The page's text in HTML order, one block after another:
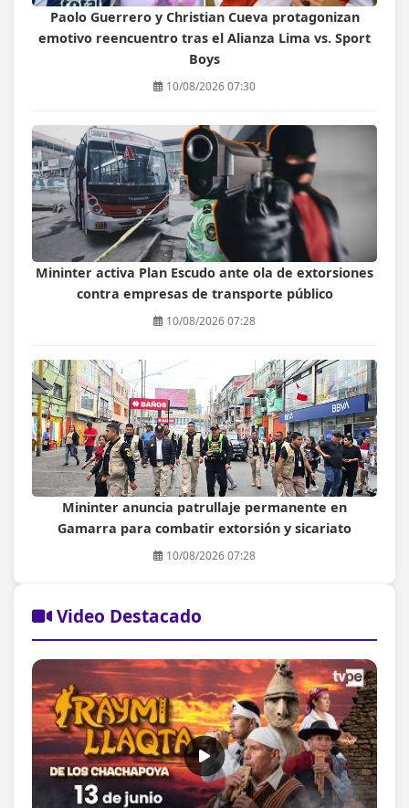
Paolo Guerrero y Christian Cueva protagonizan
emotivo reencuentro tras el Alianza Lima vs. Sport
Boys
10/08/2026 07:30
Mininter activa Plan Escudo ante ola de extorsiones
contra empresas de transporte público
10/08/2026 07:28
Mininter anuncia patrullaje permanente en
Gamarra para combatir extorsión y sicariato
10/08/2026 07:28
Video Destacado